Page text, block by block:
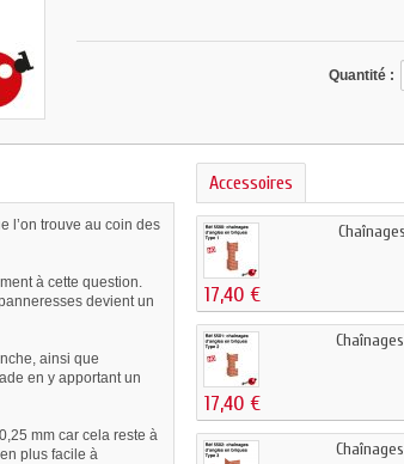
Quantité :
l’on trouve au coin des
à cette question.
devient un
ainsi que
en y apportant un
mm car cela reste à
plus facile à
Accessoires
17,40 €
17,40 €